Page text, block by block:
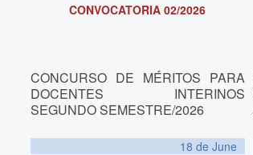
CONVOCATORIA 02/2026
CONCURSO DE MÉRITOS PARA
DOCENTES INTERINOS
SEGUNDO SEMESTRE/2026
18 de June